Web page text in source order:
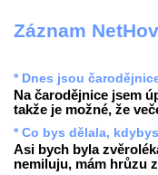
Záznam
* Dnes jsou
Na čarodějnice jsem
takže je možné, že
* Co bys dělala,
Asi bych byla
nemiluju, mám hrůzu